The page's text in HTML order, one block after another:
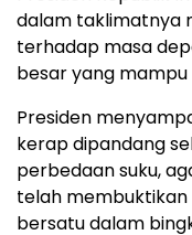
dalam taklimatnya
terhadap masa
besar yang
Presiden
kerap dipandang
perbedaan suku,
telah
bersatu dalam